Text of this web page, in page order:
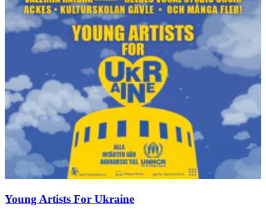
Young Artists For Ukraine